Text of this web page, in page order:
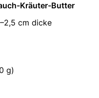
Kräuter-Butter
cm dicke
g)